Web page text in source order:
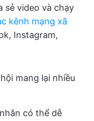
sẻ video và chạy
kênh mạng xã
Instagram,
mang lại nhiều
có thể dễ